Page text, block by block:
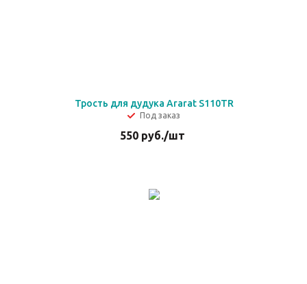
Трость для дудука Ararat S110TR
Под заказ
550 руб./шт